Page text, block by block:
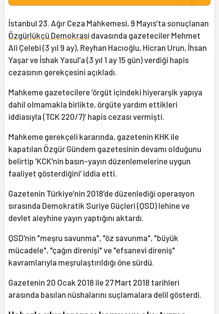
İstanbul 23. Ağır Ceza Mahkemesi, 9 Mayıs’ta sonuçlanan
Özgürlükçü Demokrasi davasında gazeteciler Mehmet
Ali Çelebi (3 yıl 9 ay), Reyhan Hacıoğlu, Hicran Urun, İhsan
Yaşar ve İshak Yasul’a (3 yıl 1 ay 15 gün) verdiği hapis
cezasının gerekçesini açıkladı.
Mahkeme gazetecilere ‘örgüt içindeki hiyerarşik yapıya
dahil olmamakla birlikte, örgüte yardım ettikleri
iddiasıyla (TCK 220/7)’ hapis cezası vermişti.
Mahkeme gerekçeli kararında, gazetenin KHK ile
kapatılan Özgür Gündem gazetesinin devamı olduğunu
belirtip ‘KCK'nin basın-yayın düzenlemelerine uygun
faaliyet gösterdiğini’ iddia etti.
Gazetenin Türkiye’nin 2018’de düzenlediği operasyon
sırasında Demokratik Suriye Güçleri (QSD) lehine ve
devlet aleyhine yayın yaptığını aktardı.
QSD'nin "meşru savunma", "öz savunma", "büyük
mücadele", "çağın direnişi" ve "efsanevi direniş"
kavramlarıyla meşrulaştırıldığı öne sürdü.
Gazetenin 20 Ocak 2018 ile 27 Mart 2018 tarihleri
arasında basılan nüshalarını suçlamalara delil gösterdi.